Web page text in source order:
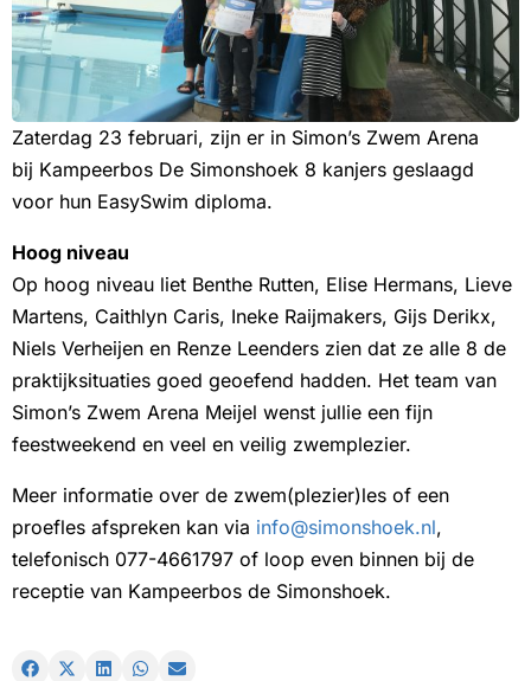
Zaterdag 23 februari, zijn er in Simon’s Zwem Arena
bij Kampeerbos De Simonshoek 8 kanjers geslaagd
voor hun EasySwim diploma.
Hoog niveau
Op hoog niveau liet Benthe Rutten, Elise Hermans, Lieve
Martens, Caithlyn Caris, Ineke Raijmakers, Gijs Derikx,
Niels Verheijen en Renze Leenders zien dat ze alle 8 de
praktijksituaties goed geoefend hadden. Het team van
Simon’s Zwem Arena Meijel wenst jullie een fijn
feestweekend en veel en veilig zwemplezier.
Meer informatie over de zwem(plezier)les of een
proefles afspreken kan via info@simonshoek.nl,
telefonisch 077-4661797 of loop even binnen bij de
receptie van Kampeerbos de Simonshoek.